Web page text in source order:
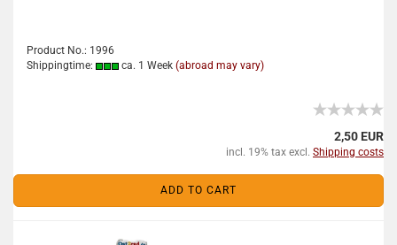
Product No.: 1996
Shippingtime:
ca. 1 Week (abroad may vary)
2,50 EUR
incl. 19% tax excl. Shipping costs
ADD TO CART